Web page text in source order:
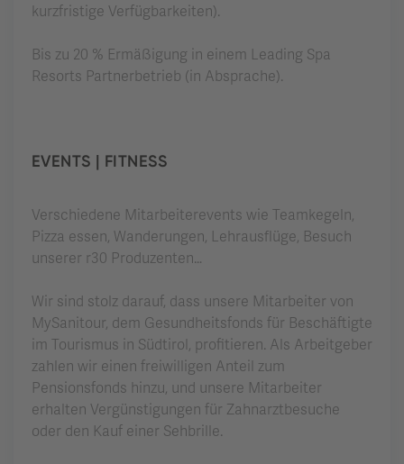
kurzfristige Verfügbarkeiten).
Bis zu 20 % Ermäßigung in einem Leading Spa
Resorts Partnerbetrieb (in Absprache).
EVENTS | FITNESS
Verschiedene Mitarbeiterevents wie Teamkegeln,
Pizza essen, Wanderungen, Lehrausflüge, Besuch
unserer r30 Produzenten…
Wir sind stolz darauf, dass unsere Mitarbeiter von
MySanitour, dem Gesundheitsfonds für Beschäftigte
im Tourismus in Südtirol, profitieren. Als Arbeitgeber
zahlen wir einen freiwilligen Anteil zum
Pensionsfonds hinzu, und unsere Mitarbeiter
erhalten Vergünstigungen für Zahnarztbesuche
oder den Kauf einer Sehbrille.